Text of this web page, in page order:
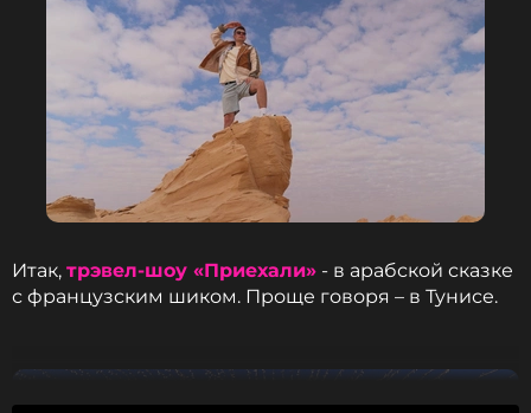
Итак, трэвел-шоу «Приехали» - в арабской сказке
с французским шиком. Проще говоря – в Тунисе.